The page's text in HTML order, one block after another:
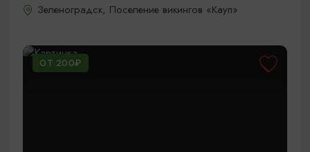
Зеленоградск, Поселение викингов «Кауп»
ОТ 200₽